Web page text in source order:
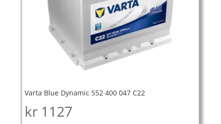
Varta Blue Dynamic 552 400 047 C22
kr 1127